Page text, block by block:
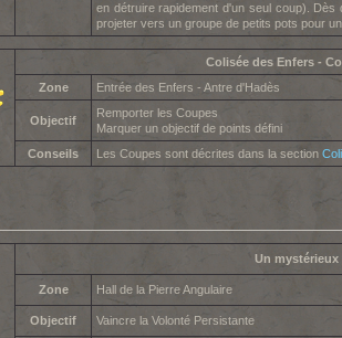
en détruire rapidement d'un seul coup).
projeter vers un groupe de petits pots pour
Colisée des Enfers -
Zone
Entrée des Enfers - Antre d'Hadès
Objectif
Remporter les Coupes
Marquer un objectif de points défini
Conseils
Les Coupes sont décrites dans la section
Un mystérieux
Zone Hall de la Pierre Angulaire
Objectif Vaincre la Volonté Persistante